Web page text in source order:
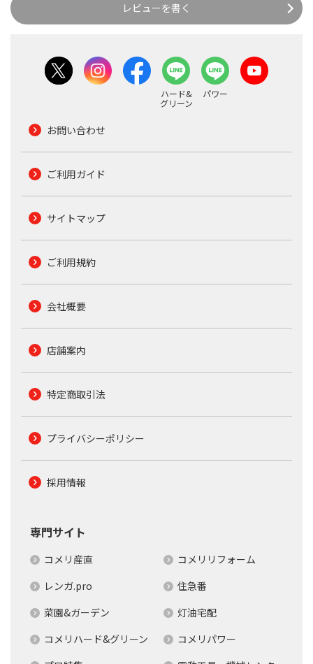
レビューを書く
ハード&
グリーン
パワー
お問い合わせ
ご利用ガイド
サイトマップ
ご利用規約
会社概要
店舗案内
特定商取引法
プライバシーポリシー
採用情報
専門サイト
コメリ産直
コメリリフォーム
レンガ.pro
住急番
菜園&ガーデン
灯油宅配
コメリハード&グリーン
コメリパワー